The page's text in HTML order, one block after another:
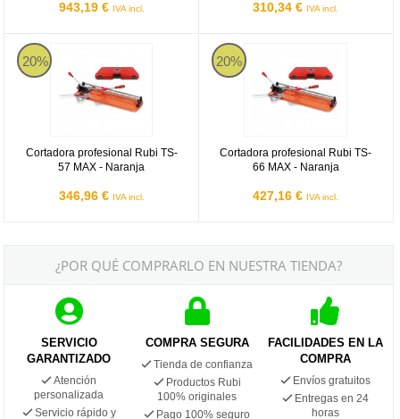
943,19 € IVA incl. 310,34 € IVA incl.
20%
Cortadora profesional Rubi TS-
57 MAX - Naranja
346,96 € IVA incl.
Cortadora profesional Rubi TS-57 MAX - Naranja
20%
Cortadora profesional Rubi TS-
66 MAX - Naranja
427,16 € IVA incl.
Cortadora profesional Rubi TS-
¿POR QUÉ COMPRARLO EN NUESTRA TIENDA?
SERVICIO
GARANTIZADO
Atención
personalizada
Servicio rápido y
COMPRA SEGURA
Tienda de confianza
Productos Rubi
100% originales
Pago 100% seguro
FACILIDADES EN LA
COMPRA
Envíos gratuitos
Entregas en 24
horas